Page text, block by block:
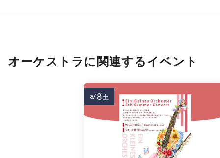
オーケストラに関連するイベント
8/ 8土